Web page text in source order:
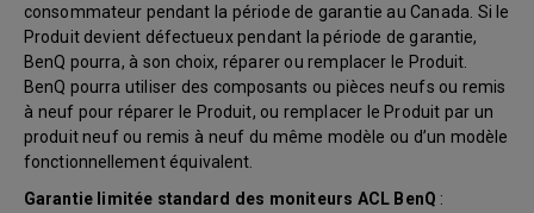
consommateur pendant la période de garantie au Canada. Si le
Produit devient défectueux pendant la période de garantie,
BenQ pourra, à son choix, réparer ou remplacer le Produit.
BenQ pourra utiliser des composants ou pièces neufs ou remis
à neuf pour réparer le Produit, ou remplacer le Produit par un
produit neuf ou remis à neuf du même modèle ou d’un modèle
fonctionnellement équivalent.
Garantie limitée standard des moniteurs ACL BenQ :